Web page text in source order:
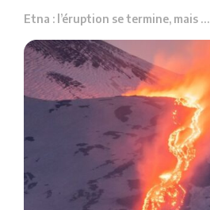
Etna : l’éruption se termine, mais …